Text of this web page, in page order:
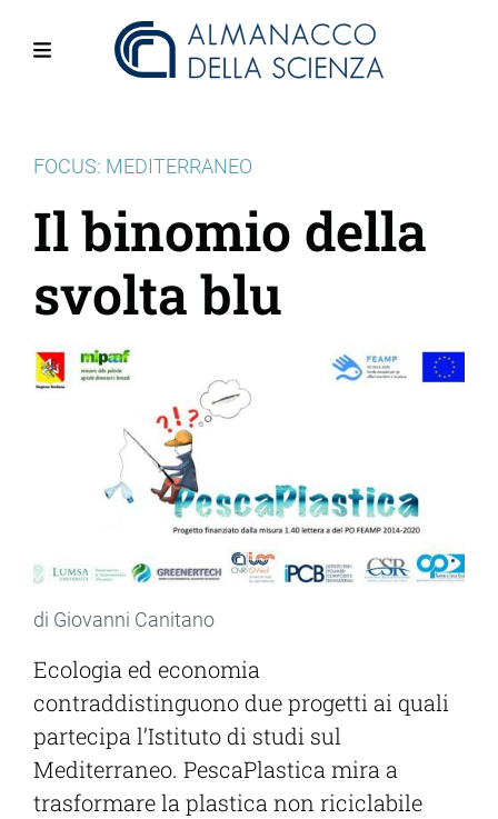
FOCUS: MEDITERRANEO
Il binomio della
svolta blu
di Giovanni Canitano
Ecologia ed economia
contraddistinguono due progetti ai quali
partecipa l’Istituto di studi sul
Mediterraneo. PescaPlastica mira a
trasformare la plastica non riciclabile